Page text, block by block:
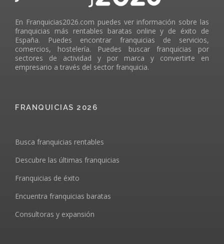
En Franquicias2026.com puedes ver información sobre las
franquicias más rentables baratas online y de éxito de
España. Puedes encontrar franquicias de servicios,
comercios, hostelería. Puedes buscar franquicias por
sectores de actividad y por marca y convertirte en
empresario a través del sector franquicia.
FRANQUICIAS 2026
Busca franquicias rentables
Descubre las últimas franquicias
Franquicias de éxito
Encuentra franquicias baratas
Consultoras y expansión